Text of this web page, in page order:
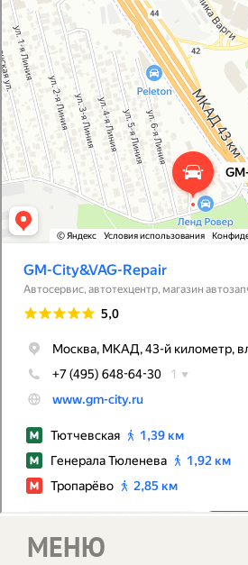
Магазин автозапчастей и автотоваров в Москве
МЕНЮ